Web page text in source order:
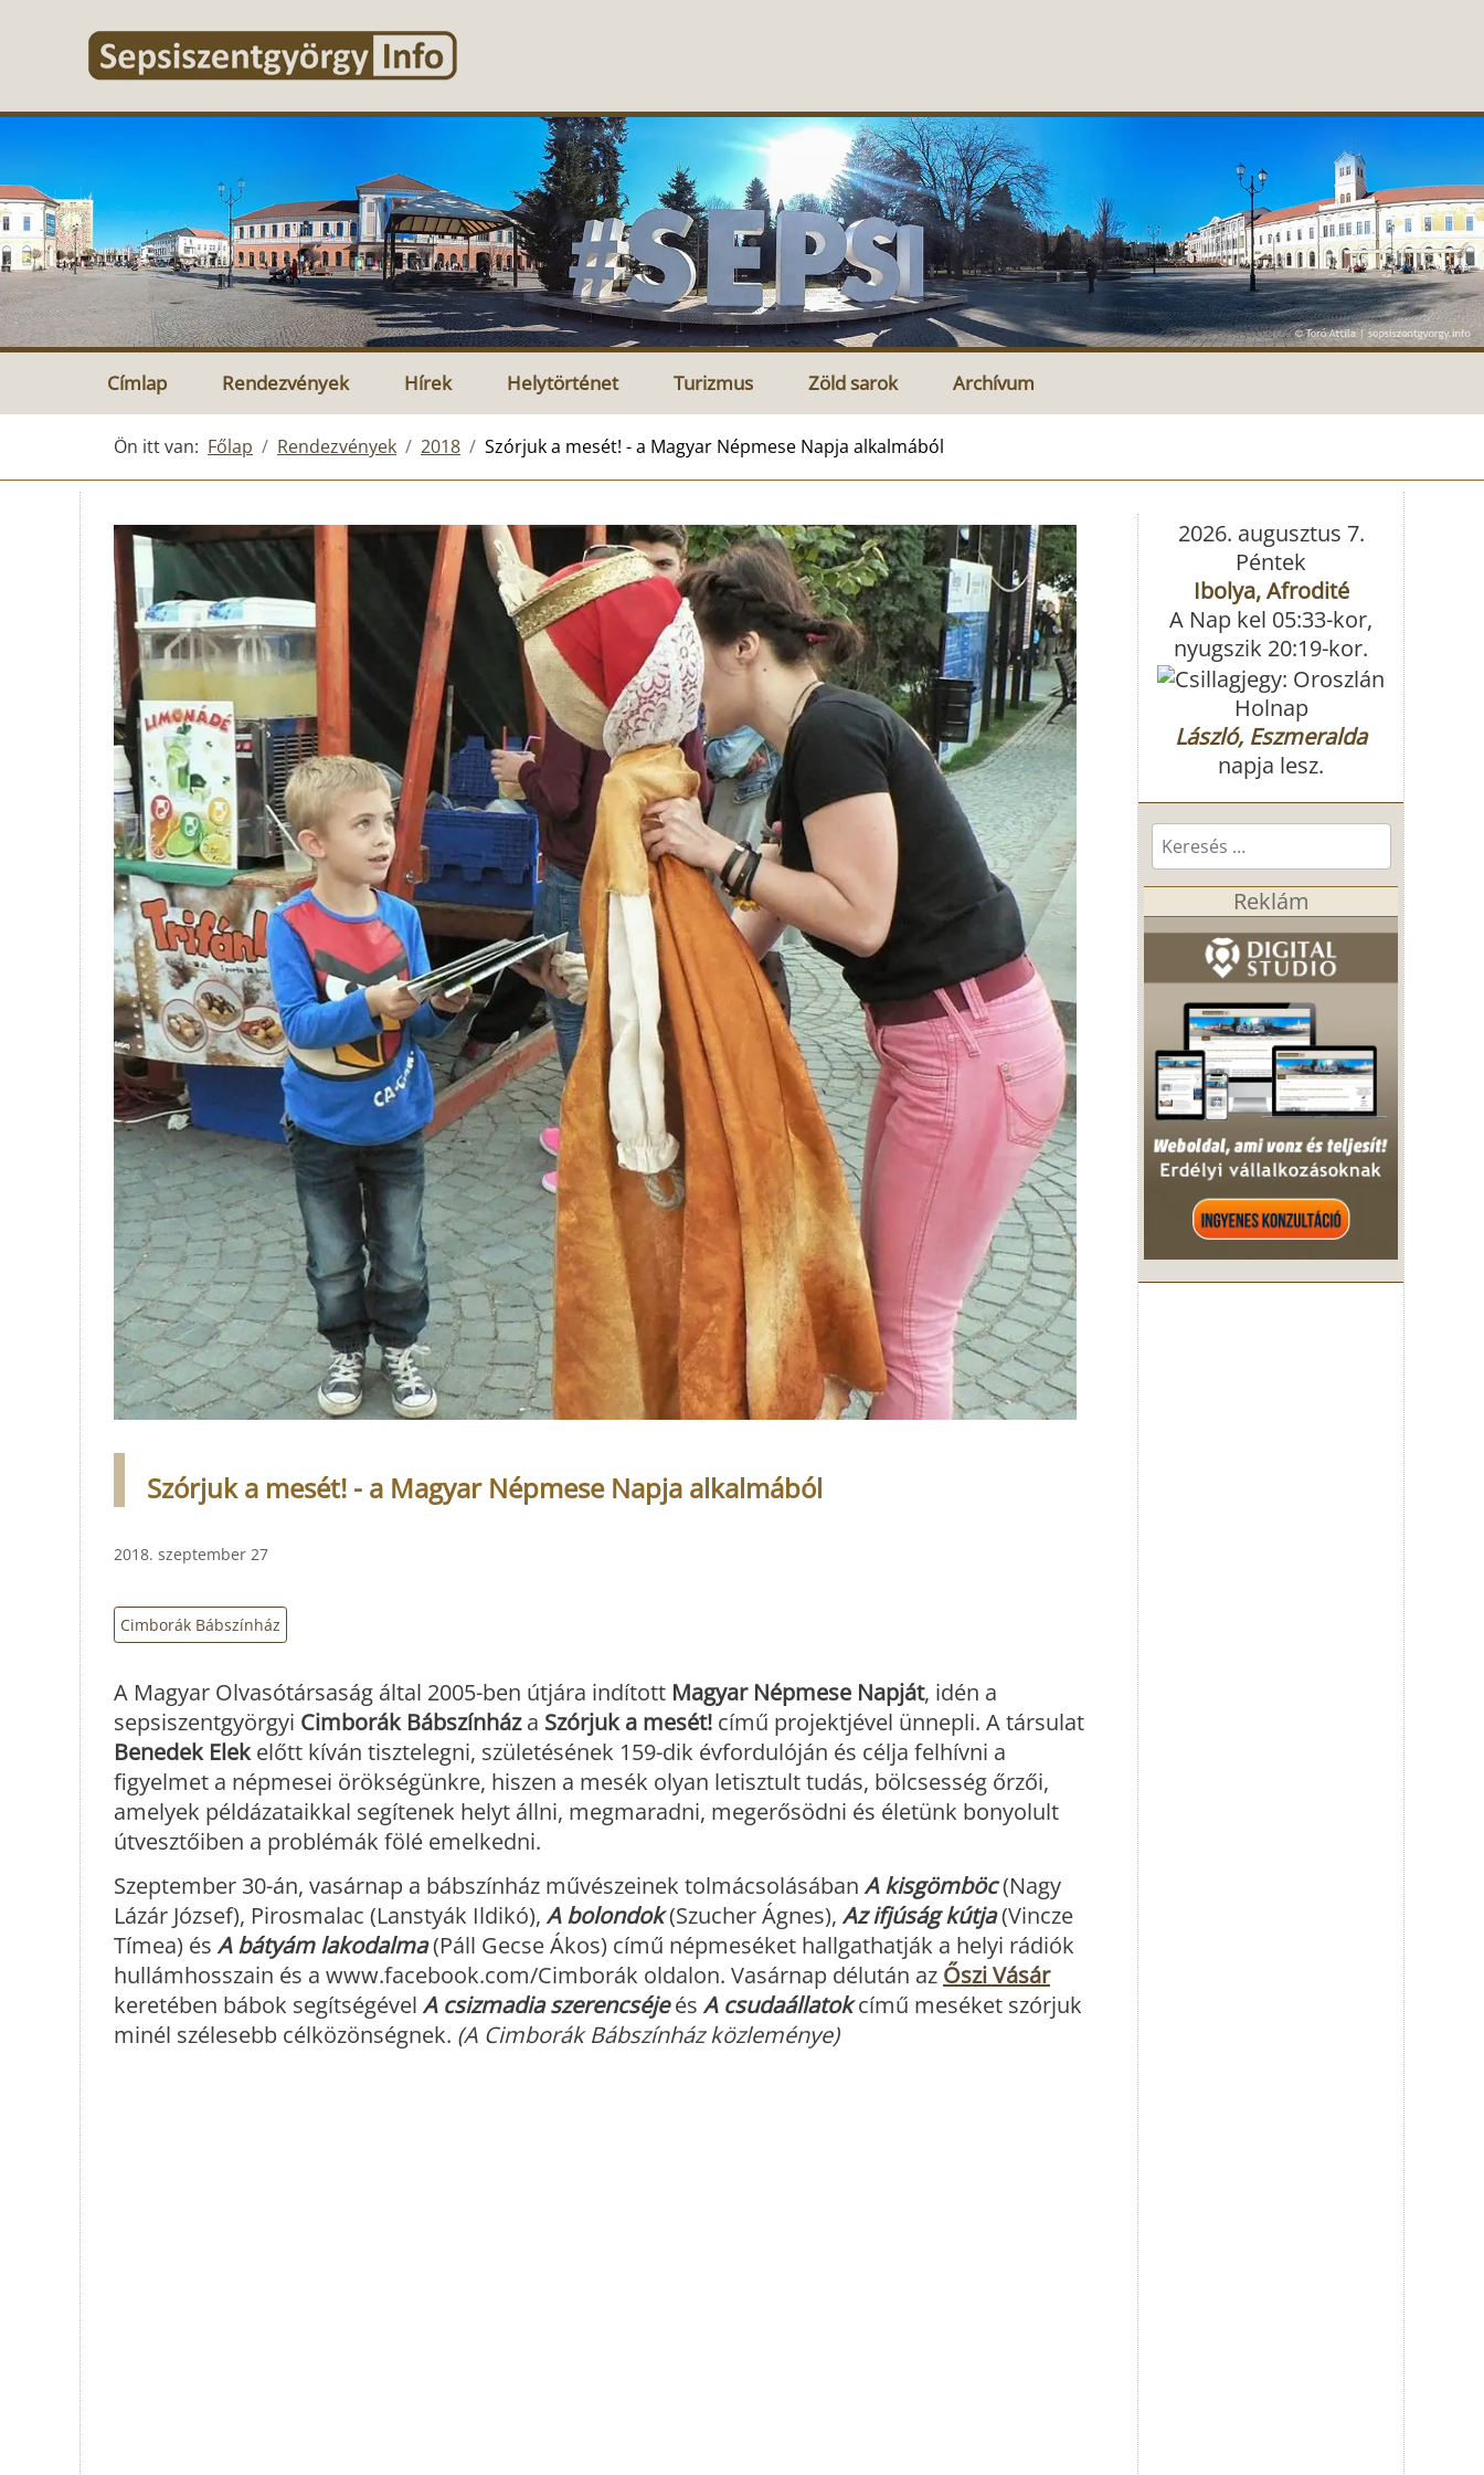
Címlap Rendezvények Hírek Helytörténet Turizmus Zöld sarok Archívum
Ön itt van: Főlap Rendezvények 2018 Szórjuk a mesét! - a Magyar Népmese Napja alkalmából
Szórjuk a mesét! - a Magyar Népmese Napja alkalmából
2018. szeptember 27
Cimborák Bábszínház
A Magyar Olvasótársaság által 2005-ben útjára indított Magyar Népmese Napját, idén a
sepsiszentgyörgyi Cimborák Bábszínháza Szórjuk a mesét! című projektjével ünnepli. A társulat
Benedek Elekelőtt kíván tisztelegni, születésének 159-dik évfordulóján és célja felhívni a
figyelmet a népmesei örökségünkre, hiszen a mesék olyan letisztult tudás, bölcsesség őrzői,
amelyek példázataikkal segítenek helyt állni, megmaradni, megerősödni és életünk bonyolult
útvesztőiben a problémák fölé emelkedni.
Szeptember 30-án, vasárnap a bábszínház művészeinek tolmácsolásában A kisgömböc(Nagy
Lázár József), Pirosmalac (Lanstyák Ildikó), A bolondok(Szucher Ágnes), Az ifjúság kútja(Vincze
Tímea) és A bátyám lakodalma(Páll Gecse Ákos) című népmeséket hallgathatják a helyi rádiók
hullámhosszain és a www.facebook.com/Cimborák oldalon. Vasárnap délután az Őszi Vásár
keretében bábok segítségével A csizmadia szerencséjeés A csudaállatokcímű meséket szórjuk
minél szélesebb célközönségnek. (A Cimborák Bábszínház közleménye)
2026. augusztus 7.
Péntek
Ibolya, Afrodité
A Nap kel 05:33-kor,
nyugszik 20:19-kor.
Holnap
László, Eszmeralda
napja lesz.
Keresés...
Reklám